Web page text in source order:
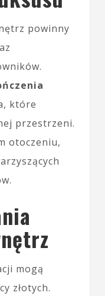
powinny
które
przestrzeni.
otoczeniu,
mogą
złotych.